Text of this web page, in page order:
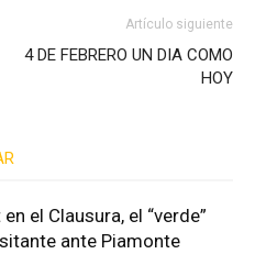
Artículo siguiente
4 DE FEBRERO UN DIA COMO
HOY
el Clausura, el “verde”
ante Piamonte